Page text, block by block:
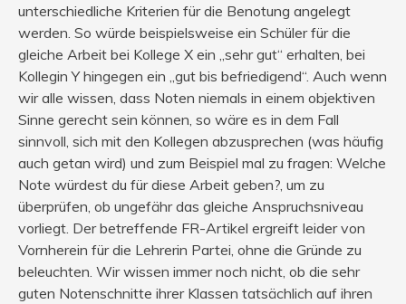
unterschiedliche Kriterien für die Benotung angelegt
werden. So würde beispielsweise ein Schüler für die
gleiche Arbeit bei Kollege X ein „sehr gut“ erhalten, bei
Kollegin Y hingegen ein „gut bis befriedigend“. Auch wenn
wir alle wissen, dass Noten niemals in einem objektiven
Sinne gerecht sein können, so wäre es in dem Fall
sinnvoll, sich mit den Kollegen abzusprechen (was häufig
auch getan wird) und zum Beispiel mal zu fragen: Welche
Note würdest du für diese Arbeit geben?, um zu
überprüfen, ob ungefähr das gleiche Anspruchsniveau
vorliegt. Der betreffende FR-Artikel ergreift leider von
Vornherein für die Lehrerin Partei, ohne die Gründe zu
beleuchten. Wir wissen immer noch nicht, ob die sehr
guten Notenschnitte ihrer Klassen tatsächlich auf ihren